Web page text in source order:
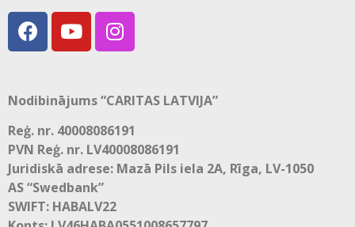
Nodibinājums “CARITAS LATVIJA”
Reģ. nr. 40008086191
PVN Reģ. nr. LV40008086191
Juridiskā adrese: Mazā Pils iela 2A, Rīga, LV-1050
AS “Swedbank”
SWIFT: HABALV22